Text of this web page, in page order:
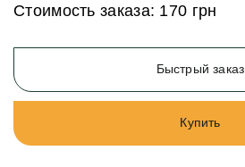
Стоимость заказа: 170 грн
Быстрый заказ
Купить